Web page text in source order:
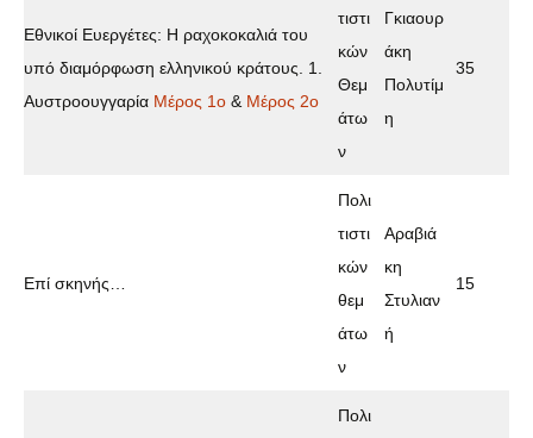
Εθνικοί Ευεργέτες: Η ραχοκοκαλιά του
υπό διαμόρφωση ελληνικού κράτους. 1.
Αυστροουγγαρία Μέρος 1ο & Μέρος 2ο
τιστι
κών
Θεμ
άτω
ν
Γκιαουρ
άκη
Πολυτίμ
η
35
Επί σκηνής…
Πολι
τιστι
κών
θεμ
άτω
ν
Αραβιά
κη
Στυλιαν
ή
15
Πολι